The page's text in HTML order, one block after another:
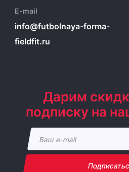
E-mail
info@futbolnaya-forma-
fieldfit.ru
Дарим
подписку на